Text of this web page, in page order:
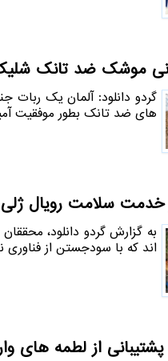
موشک ضد تانک
گردو دانلود: آلمان یک
های ضد تانک بطور موفقیت
خدمت سلامت رویال ژلی
به گزارش گردو دانلود،
اند که با سودجستن از فناوری
پشتیبانی از لطمه های